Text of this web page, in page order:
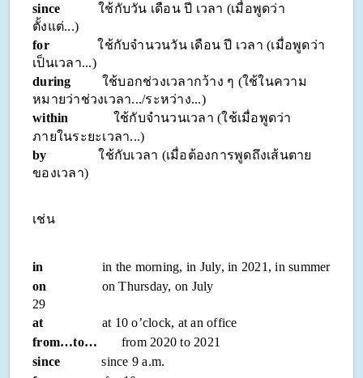
since
ใช้กับวัน เดือน ปี เวลา (เมื่อพูดว่า
ตั้งแต่...)
for
ใช้กับจำนวนวัน เดือน ปี เวลา (เมื่อพูดว่า
เป็นเวลา...)
during ใช้บอกช่วงเวลากว้าง ๆ (ใช้ในความ
หมายว่าช่วงเวลา.../ระหว่าง...)
within
ใช้กับจำนวนเวลา (ใช้เมื่อพูดว่า
ภายในระยะเวลา...)
byใช้กับเวลา (เมื่อต้องการพูดถึงเส้นตาย
ของเวลา)
เช่น
in in the morning, in July, in 2021, in summer
on on Thursday, on July
29
at at 10 o’clock, at an office
from…to…
from 2020 to 2021
sincesince 9 a.m.